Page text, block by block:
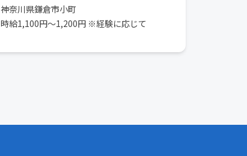
神奈川県鎌倉市小町
時給1,100円～1,200円 ※経験に応じて